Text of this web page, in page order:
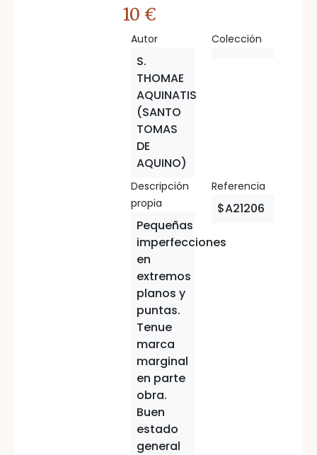
10 €
Autor
S.
THOMAE
AQUINATIS
(SANTO
TOMAS
DE
AQUINO)
Colección
Descripción
propia
Pequeñas
imperfecciones
en
extremos
planos y
puntas.
Tenue
marca
marginal
en parte
obra.
Buen
estado
general
Referencia
$A21206